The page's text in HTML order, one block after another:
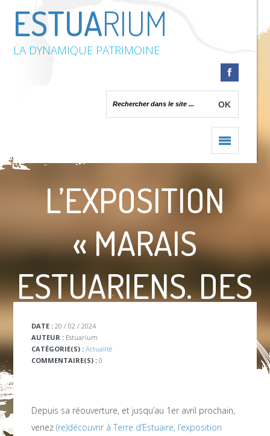
ESTUARIUM
LA DYNAMIQUE PATRIMOINE
L’exposition « Marais estuariens. Des marais pour la vie » à
L’EXPOSITION
« MARAIS
ESTUARIENS. DES
MARAIS POUR LA
VIE » À TERRE
D’ESTUAIRE
DATE :20 / 02 / 2024
AUTEUR : Estuarium
CATÉGORIE(S) :Actualité
COMMENTAIRE(S) :0
Depuis sa réouverture, et jusqu’au 1er avril prochain,
venez(re)découvrir à Terre d’Estuaire, l’exposition